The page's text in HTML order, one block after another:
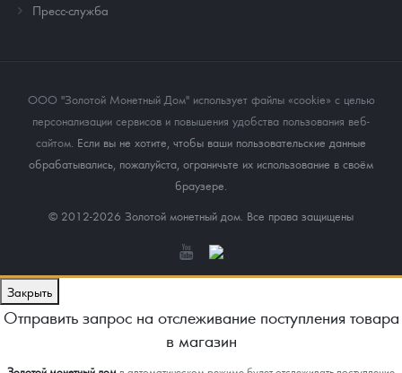
Пресс-служба
ООО "Золотой Монетный Дом" использует файлы «cookie» с целью
персонализации сервисов и повышения удобства пользования веб-
сайтом. Если вы не хотите, чтобы ваши пользовательские данные
обрабатывались, пожалуйста, ограничьте их использование в своём
браузере.
© 2012-2026 Золотой монетный дом. Все права защищены
Закрыть
Отправить запрос на отслеживание поступления товара
в магазин